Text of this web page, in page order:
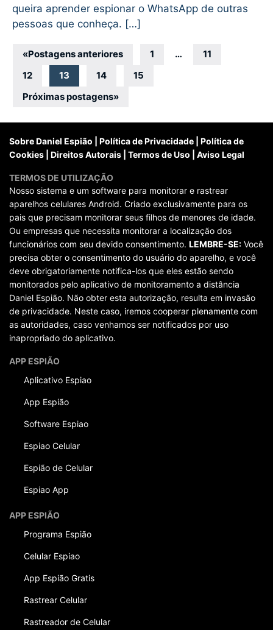
queira aprender espionar o WhatsApp de outras
pessoas que conheça. […]
Navegação
por
posts
«Postagens anteriores 1 …
11
12
13 14
15
Próximas postagens»
Sobre Daniel Espião Política de Privacidade
Política de
Cookies
Direitos Autorais Termos de Uso Aviso Legal
TERMOS DE UTILIZAÇÃO
Nosso sistema e um software para monitorar e rastrear
aparelhos celulares Android. Criado exclusivamente para os
pais que precisam monitorar seus filhos de menores de idade.
Ou empresas que necessita monitorar a localização dos
funcionários com seu devido consentimento. LEMBRE-SE: Você
precisa obter o consentimento do usuário do aparelho, e você
deve obrigatoriamente notifica-los que eles estão sendo
monitorados pelo aplicativo de monitoramento a distância
Daniel Espião. Não obter esta autorização, resulta em invasão
de privacidade. Neste caso, iremos cooperar plenamente com
as autoridades, caso venhamos ser notificados por uso
inapropriado do aplicativo.
APP ESPIÃO
Aplicativo Espiao
App Espião
Software Espiao
Espiao Celular
Espião de Celular
Espiao App
APP ESPIÃO
Programa Espião
Celular Espiao
App Espião Gratis
Rastrear Celular
Rastreador de Celular